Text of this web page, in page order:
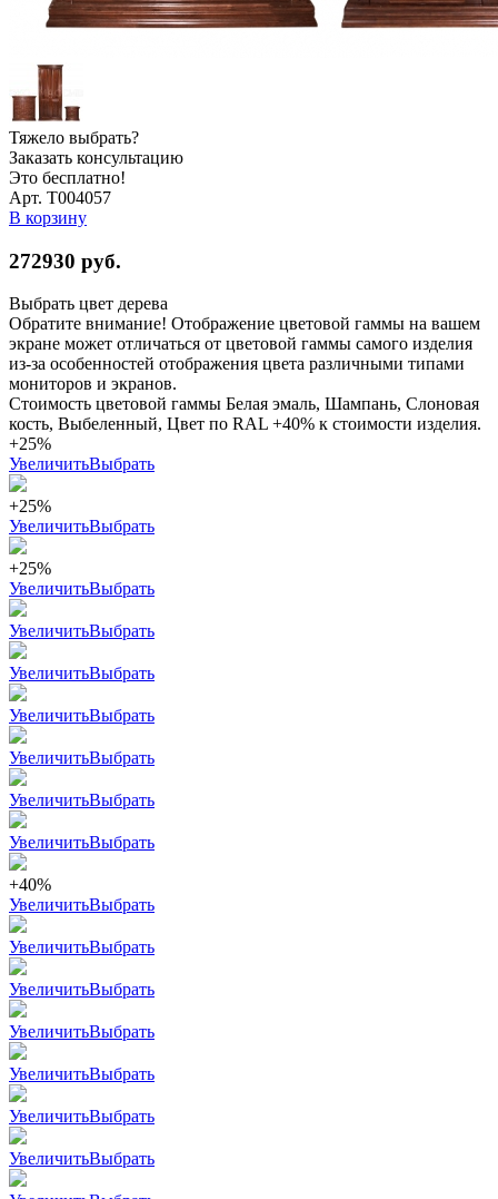
Тяжело выбрать?
Заказать консультацию
Это бесплатно!
Арт. Т004057
В корзину
272930 руб.
Выбрать цвет дерева
Обратите внимание! Отображение цветовой гаммы на вашем
экране может отличаться от цветовой гаммы самого изделия
из-за особенностей отображения цвета различными типами
мониторов и экранов.
Стоимость цветовой гаммы Белая эмаль, Шампань, Слоновая
кость, Выбеленный, Цвет по RAL +40% к стоимости изделия.
+25%
УвеличитьВыбрать
+25%
УвеличитьВыбрать
+25%
УвеличитьВыбрать
УвеличитьВыбрать
УвеличитьВыбрать
УвеличитьВыбрать
УвеличитьВыбрать
УвеличитьВыбрать
УвеличитьВыбрать
+40%
УвеличитьВыбрать
УвеличитьВыбрать
УвеличитьВыбрать
УвеличитьВыбрать
УвеличитьВыбрать
УвеличитьВыбрать
УвеличитьВыбрать